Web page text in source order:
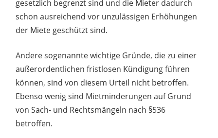
gesetzlich begrenzt sind und die Mieter dadurch
schon ausreichend vor unzulässigen Erhöhungen
der Miete geschützt sind.
Andere sogenannte wichtige Gründe, die zu einer
außerordentlichen fristlosen Kündigung führen
können, sind von diesem Urteil nicht betroffen.
Ebenso wenig sind Mietminderungen auf Grund
von Sach- und Rechtsmängeln nach §536
betroffen.